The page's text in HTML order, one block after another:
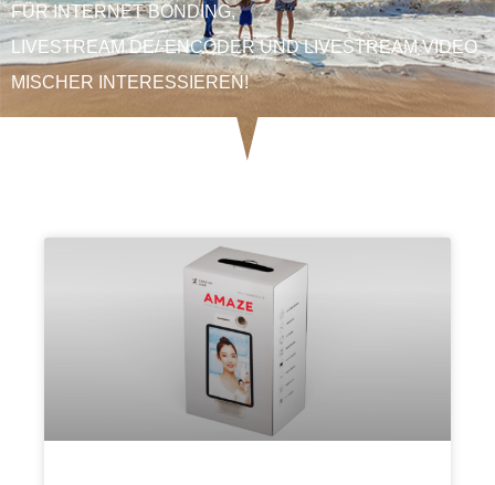
FÜR INTERNET BONDING,
LIVESTREAM DE/-ENCODER UND LIVESTREAM VIDEO
MISCHER INTERESSIEREN!